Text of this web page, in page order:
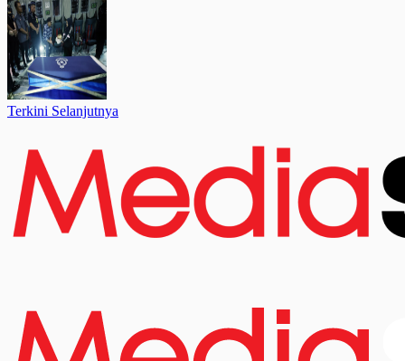
Terkini Selanjutnya